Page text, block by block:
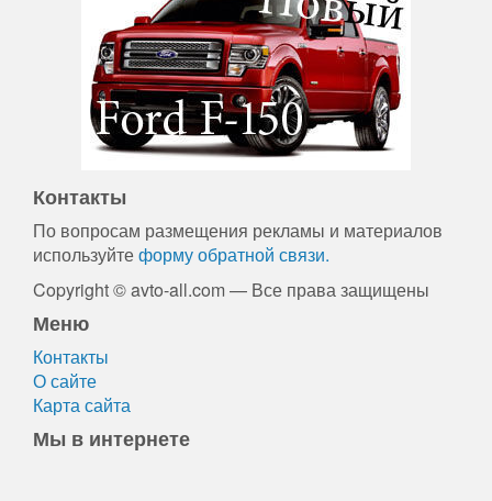
Контакты
По вопросам размещения рекламы и материалов
используйтеформу обратной связи.
Copyright © avto-all.com — Все права защищены
Меню
Контакты
О сайте
Карта сайта
Мы в интернете